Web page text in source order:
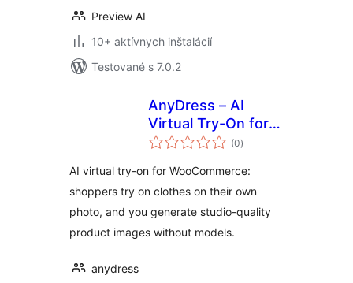
Preview AI
10+ aktívnych inštalácií
Testované s 7.0.2
AnyDress – AI
Virtual Try-On for
WooCommerce &
(0celkové
hodnotenie
)
AI virtual try-on for WooCommerce:
shoppers try on clothes on their own
photo, and you generate studio-quality
product images without models.
anydress